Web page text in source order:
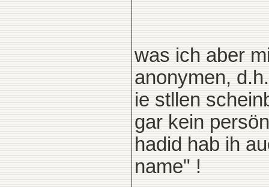
was ich aber
anonymen,
ie stllen
gar kein
hadid hab ih
name" !